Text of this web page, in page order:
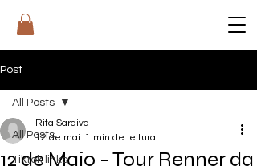
RIT
Post
All Posts
Tiktok links
All Posts
12 de Maio - Tour Renner da
Rita Saraiva
12 de mai. 1 min de leitura